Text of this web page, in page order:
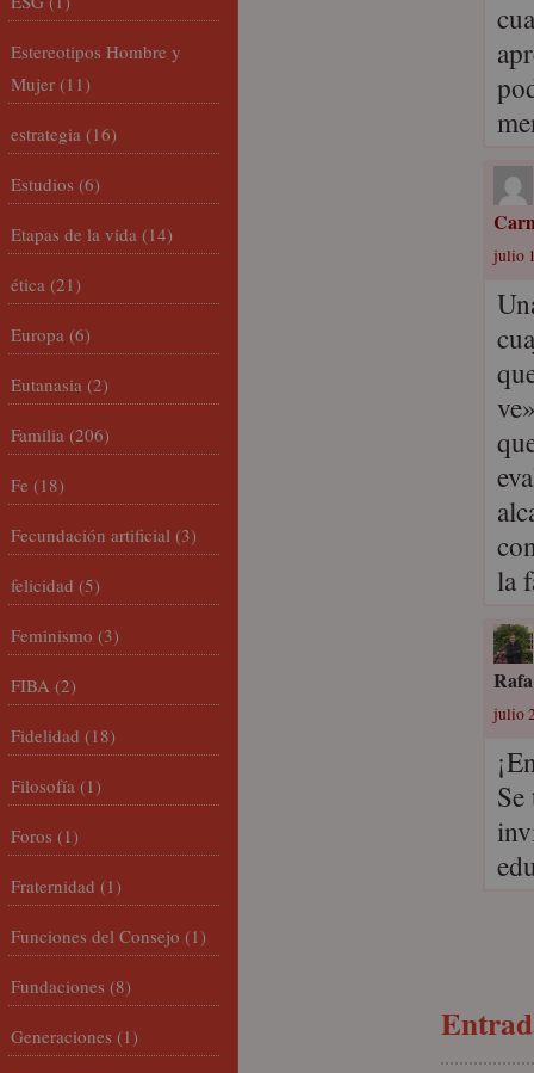
julio
la
Rafa
julio
Estereotipos Hombre y
Mujer (11)
estrategia (16)
Estudios (6)
Etapas de la vida (14)
ética (21)
Europa (6)
Eutanasia (2)
Familia (206)
Fe (18)
Fecundación artificial (3)
felicidad (5)
Feminismo (3)
FIBA (2)
Fidelidad (18)
Filosofía (1)
Foros (1)
Fraternidad (1)
Funciones del Consejo (1)
Fundaciones (8)
Generaciones (1)